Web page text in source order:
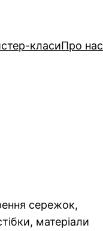
класиПро нас
сережок,
матеріали